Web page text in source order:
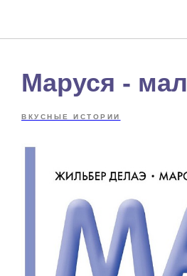
Маруся -
ВКУСНЫЕ ИСТОРИИ